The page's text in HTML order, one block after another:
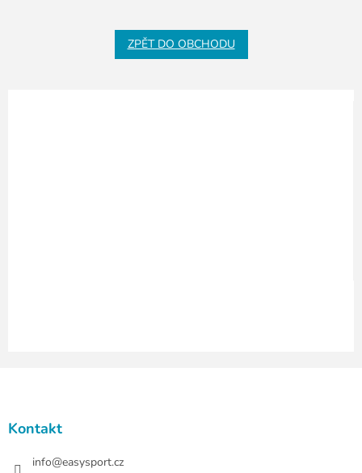
ZPĚT DO OBCHODU
Kontakt
info@easysport.cz